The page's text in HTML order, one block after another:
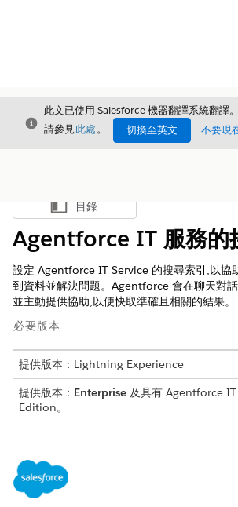
結束
此文已使用 Salesforce 機器翻譯系統翻譯
請參見此處。 切換至英文 不要現
顯示目錄
目錄
Agentforce IT 服務的
設定 Agentforce IT Service 的搜尋索引,以協
到資料並解決問題。Agentforce 會在聊天對
並主動提供協助,以便快取準確且相關的結果。
必要版本
提供版本：Lightning Experience
提供版本： Enterprise 及具有 Agentforce IT
Edition。
料模型,然後建立搜尋索引,讓您的變更要求
360的 AI 功能使用。